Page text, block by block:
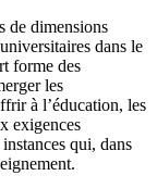
de dimensions
dans le
forme des
les
à l’éducation, les
exigences
qui, dans